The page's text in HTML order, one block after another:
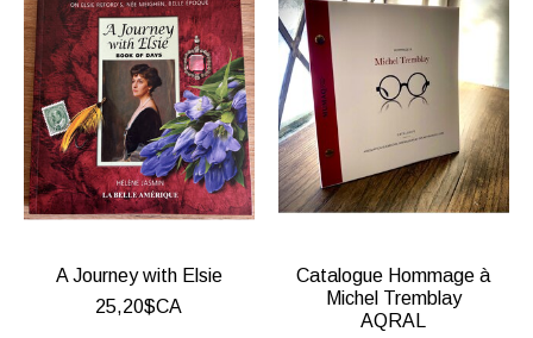
A Journey with Elsie
25,20$CA
Catalogue Hommage à
Michel Tremblay
AQRAL